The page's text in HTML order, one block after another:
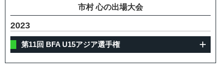
市村 心の出場大会
2023
第11回 BFA U15アジア選手権